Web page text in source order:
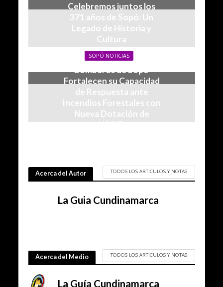
Celebremos juntos los
371 años de Sopó: Un
Legado de Historia y
Cultura
25/05/2024
SOPÓ NOTICIAS
Bomberos de Sopó
Fortalecen su Capacidad
de Respuesta ante
Incendios Forestales con
Nueva Dotación de
USAID
Acerca del Autor TODOS LOS ARTICULOS Y NOTAS
La Guia Cundinamarca
Acerca del Medio TODOS LOS ARTICULOS Y NOTAS
La Guía Cundinamarca